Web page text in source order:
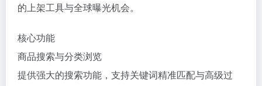
的上架工具与全球曝光机会。
核心功能
商品搜索与分类浏览
提供强大的搜索功能，支持关键词精准匹配与高级过